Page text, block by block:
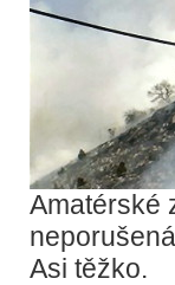
Amatérské
Asi těžko.